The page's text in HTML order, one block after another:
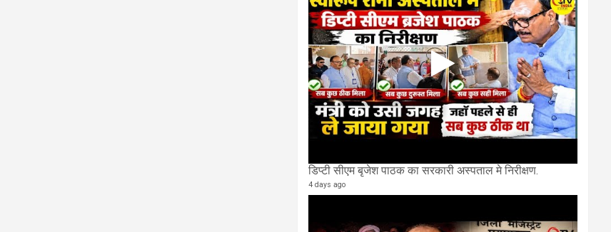
डिप्टी सीएम बृजेश पाठक का सरकारी अस्पताल मे निरीक्षण.
4 days ago